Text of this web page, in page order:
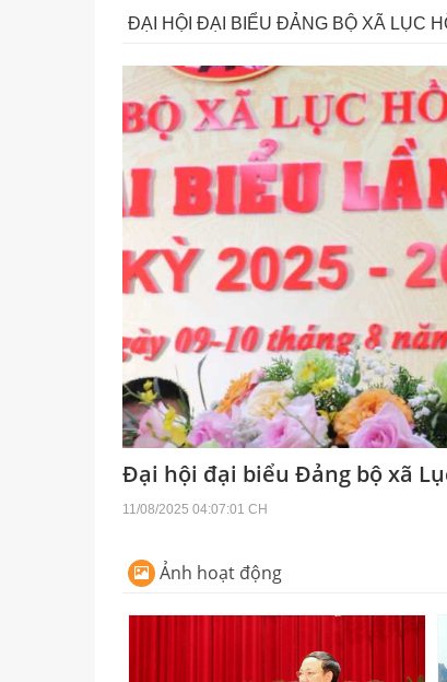
ĐẠI HỘI ĐẠI BIỂU ĐẢNG BỘ XÃ LỤC
Đại hội đại biểu Đảng bộ xã
11/08/2025 04:07:01 CH
Ảnh hoạt động